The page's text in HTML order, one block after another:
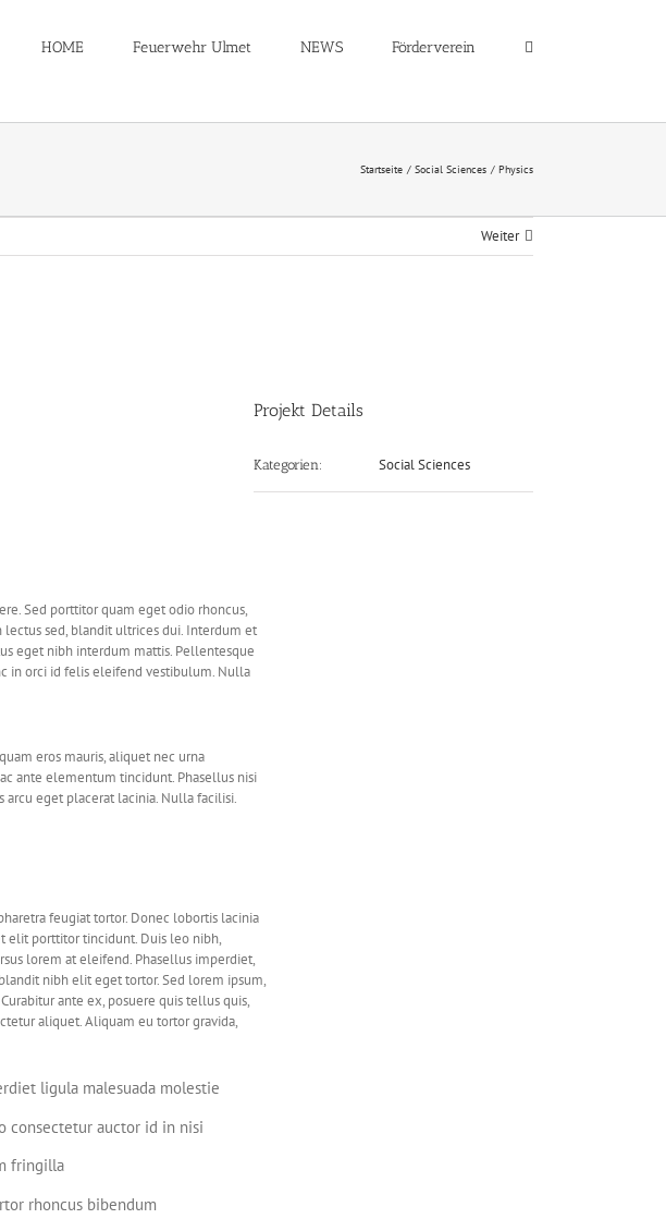
HOME Feuerwehr Ulmet NEWS Förderverein
Startseite Social Sciences Physics
Weiter
Sed porttitor quam eget odio rhoncus,
sed, blandit ultrices dui. Interdum et
eget nibh interdum mattis. Pellentesque
in orci id felis eleifend vestibulum. Nulla
eros mauris, aliquet nec urna
ante elementum tincidunt. Phasellus nisi
eget placerat lacinia. Nulla facilisi.
feugiat tortor. Donec lobortis lacinia
elit porttitor tincidunt. Duis leo nibh,
lorem at eleifend. Phasellus imperdiet,
nibh elit eget tortor. Sed lorem ipsum,
ante ex, posuere quis tellus quis,
aliquet. Aliquam eu tortor gravida,
ligula malesuada molestie
consectetur auctor id in nisi
fringilla
rhoncus bibendum
Projekt Details
Kategorien: Social Sciences